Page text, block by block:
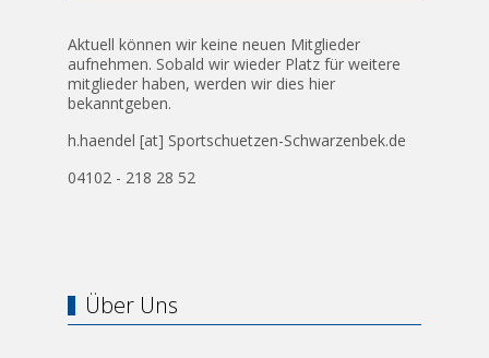
Aktuell können wir keine neuen Mitglieder
aufnehmen. Sobald wir wieder Platz für weitere
mitglieder haben, werden wir dies hier
bekanntgeben.
h.haendel [at] Sportschuetzen-Schwarzenbek.de
04102 - 218 28 52
Über Uns